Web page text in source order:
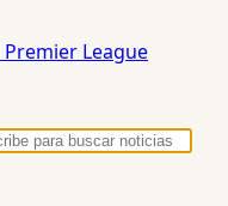
Premier League